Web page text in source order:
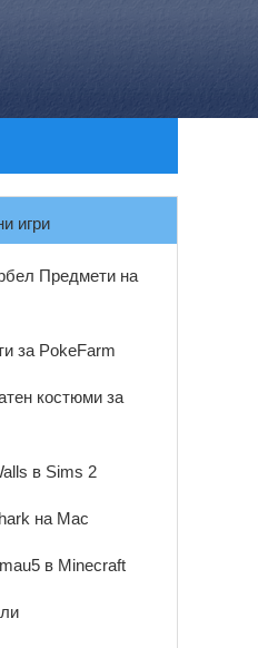
игри
Предмети на
за PokeFarm
костюми за
в Sims 2
на Mac
в Minecraft